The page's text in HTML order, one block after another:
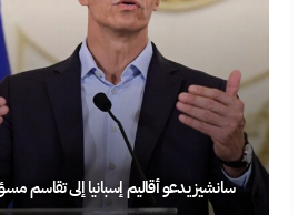
سانشيز يدعو أقاليم إسبانيا إلى تقاسم